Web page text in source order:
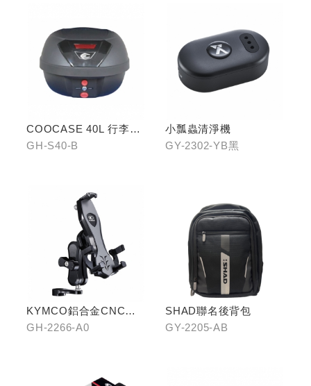
COOCASE 40L 行李箱(
黑)
GH-S40-B
小瓢蟲清淨機
GY-2302-YB黑
KYMCO鋁合金CNC減
震手機架
GH-2266-A0
SHAD聯名後背包
GY-2205-AB